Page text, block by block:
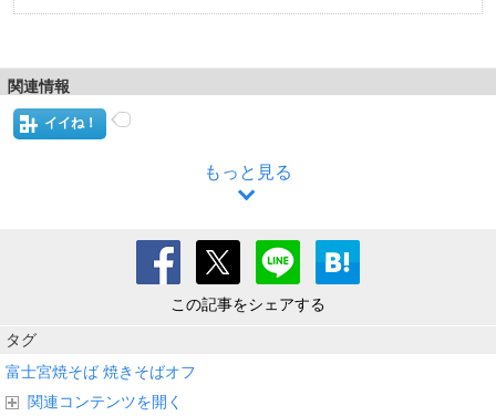
関連情報
イイね！
もっと見る
この記事をシェアする
タグ
富士宮焼そば 焼きそばオフ
関連コンテンツを開く